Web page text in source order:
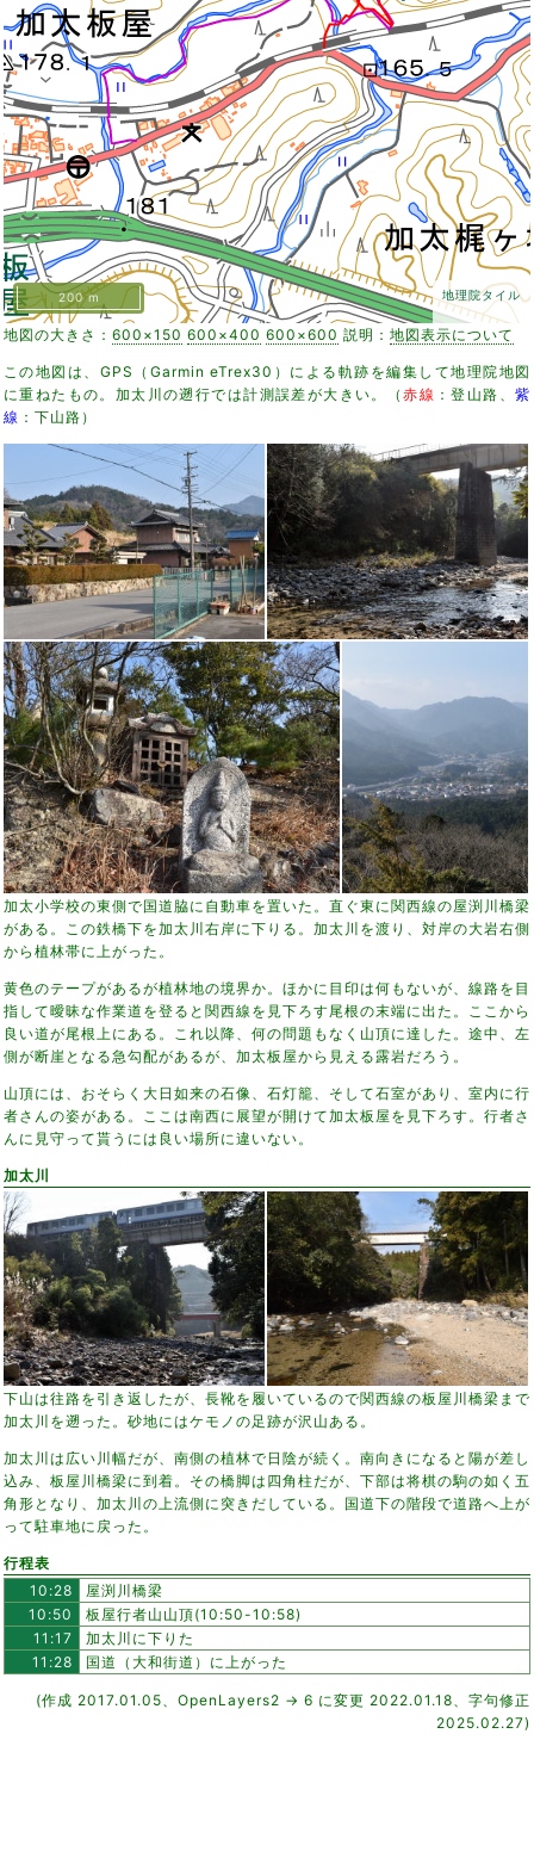
地理院タイル
200 m
地図の大きさ： 600×150 600×400 600×600 説明： 地図表示について
この地図は、GPS（Garmin eTrex30）による軌跡を編集して地理院地図
に重ねたもの。加太川の遡行では計測誤差が大きい。（赤線 ：登山路、 紫
線 ：下山路）
加太小学校の東側で国道脇に自動車を置いた。直ぐ東に関西線の屋渕川橋梁
がある。この鉄橋下を加太川右岸に下りる。加太川を渡り、対岸の大岩右側
から植林帯に上がった。
黄色のテープがあるが植林地の境界か。ほかに目印は何もないが、線路を目
指して曖昧な作業道を登ると関西線を見下ろす尾根の末端に出た。ここから
良い道が尾根上にある。これ以降、何の問題もなく山頂に達した。途中、左
側が断崖となる急勾配があるが、加太板屋から見える露岩だろう。
山頂には、おそらく大日如来の石像、石灯籠、そして石室があり、室内に行
者さんの姿がある。ここは南西に展望が開けて加太板屋を見下ろす。行者さ
んに見守って貰うには良い場所に違いない。
加太川
下山は往路を引き返したが、長靴を履いているので関西線の板屋川橋梁まで
加太川を遡った。砂地にはケモノの足跡が沢山ある。
加太川は広い川幅だが、南側の植林で日陰が続く。南向きになると陽が差し
込み、板屋川橋梁に到着。その橋脚は四角柱だが、下部は将棋の駒の如く五
角形となり、加太川の上流側に突きだしている。国道下の階段で道路へ上が
って駐車地に戻った。
行程表
10:28
屋渕川橋梁
10:50
板屋行者山山頂(10:50-10:58)
11:17
加太川に下りた
11:28
国道（大和街道）に上がった
(作成 2017.01.05、OpenLayers2 → 6 に変更 2022.01.18、字句修正
2025.02.27)